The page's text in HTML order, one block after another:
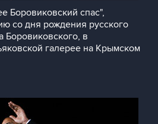
Боровиковский спас",
со дня рождения русского
Боровиковского, в
галерее на Крымском